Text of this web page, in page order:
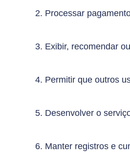
2. Processar
3. Exibir, recomendar
4. Permitir que outros
5. Desenvolver o
6. Manter registros e